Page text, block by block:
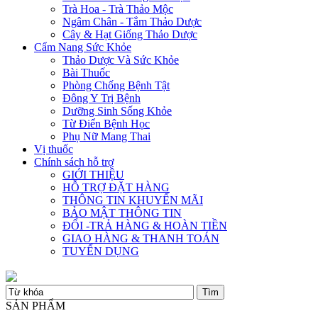
Trà Hoa - Trà Thảo Mộc
Ngâm Chân - Tắm Thảo Dược
Cây & Hạt Giống Thảo Dược
Cẩm Nang Sức Khỏe
Thảo Dược Và Sức Khỏe
Bài Thuốc
Phòng Chống Bệnh Tật
Đông Y Trị Bệnh
Dưỡng Sinh Sống Khỏe
Từ Điển Bệnh Học
Phụ Nữ Mang Thai
Vị thuốc
Chính sách hỗ trợ
GIỚI THIỆU
HỖ TRỢ ĐẶT HÀNG
THÔNG TIN KHUYẾN MÃI
BẢO MẬT THÔNG TIN
ĐỔI -TRẢ HÀNG & HOÀN TIỀN
GIAO HÀNG & THANH TOÁN
TUYỂN DỤNG
SẢN PHẨM